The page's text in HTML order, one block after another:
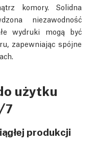
komory. Solidna
niezawodność
wydruki mogą być
zapewniając spójne
użytku
7
produkcji